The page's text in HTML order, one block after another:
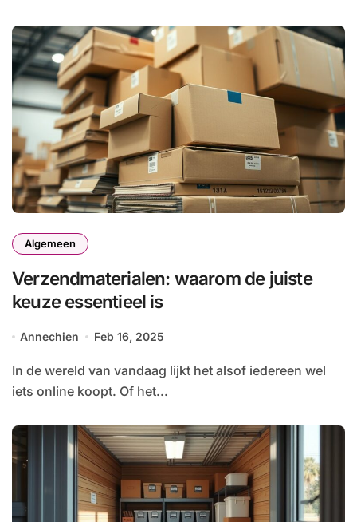
Algemeen
Verzendmaterialen: waarom de juiste
keuze essentieel is
Annechien Feb 16, 2025
In de wereld van vandaag lijkt het alsof iedereen wel
iets online koopt. Of het...